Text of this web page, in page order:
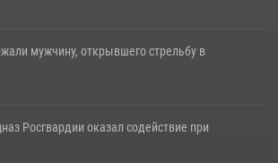
мужчину, открывшего стрельбу в
Росгвардии оказал содействие при